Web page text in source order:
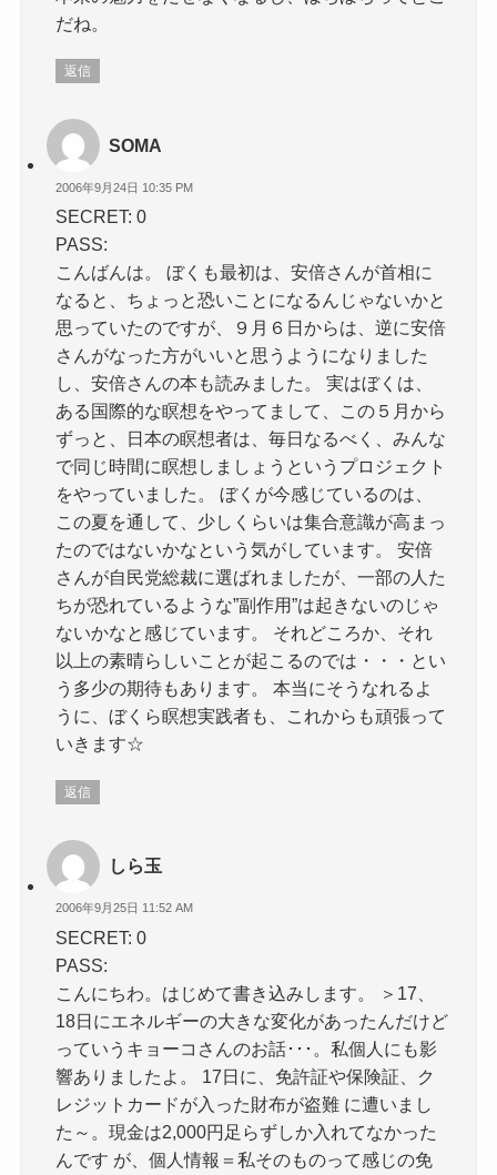
だね。
返信
SOMA
2006年9月24日 10:35 PM
SECRET: 0
PASS:
こんばんは。 ぼくも最初は、安倍さんが首相に
なると、ちょっと恐いことになるんじゃないかと
思っていたのですが、９月６日からは、逆に安倍
さんがなった方がいいと思うようになりました
し、安倍さんの本も読みました。 実はぼくは、
ある国際的な瞑想をやってまして、この５月から
ずっと、日本の瞑想者は、毎日なるべく、みんな
で同じ時間に瞑想しましょうというプロジェクト
をやっていました。 ぼくが今感じているのは、
この夏を通して、少しくらいは集合意識が高まっ
たのではないかなという気がしています。 安倍
さんが自民党総裁に選ばれましたが、一部の人た
ちが恐れているような”副作用”は起きないのじゃ
ないかなと感じています。 それどころか、それ
以上の素晴らしいことが起こるのでは・・・とい
う多少の期待もあります。 本当にそうなれるよ
うに、ぼくら瞑想実践者も、これからも頑張って
いきます☆
返信
しら玉
2006年9月25日 11:52 AM
SECRET: 0
PASS:
こんにちわ。はじめて書き込みします。 ＞17、
18日にエネルギーの大きな変化があったんだけど
っていうキョーコさんのお話･･･。私個人にも影
響ありましたよ。 17日に、免許証や保険証、ク
レジットカードが入った財布が盗難 に遭いまし
た～。現金は2,000円足らずしか入れてなかった
んです が、個人情報＝私そのものって感じの免